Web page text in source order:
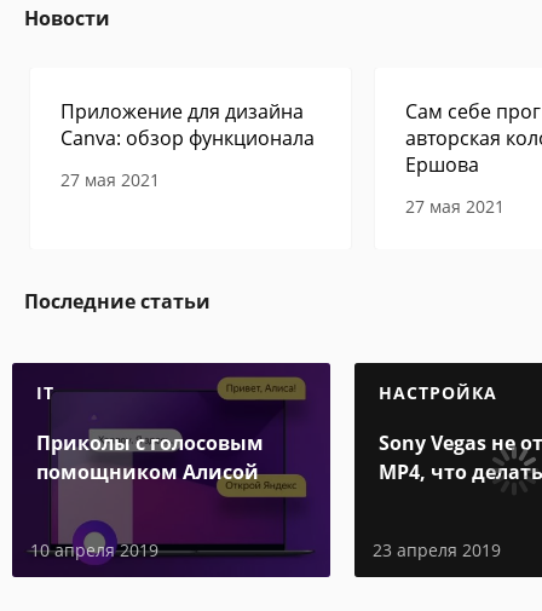
Новости
Приложение для дизайна
Canva: обзор функционала
27 мая 2021
Сам себе
авторская
Ершова
27 мая 2021
Последние статьи
IT
Приколы с голосовым
помощником Алисой
10 апреля 2019
НАСТРОЙКА
Sony Vegas не
MP4, что
23 апреля 2019